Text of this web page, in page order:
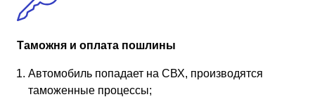
Таможня и оплата пошлины
Автомобиль попадает на СВХ, производятся
таможенные процессы;